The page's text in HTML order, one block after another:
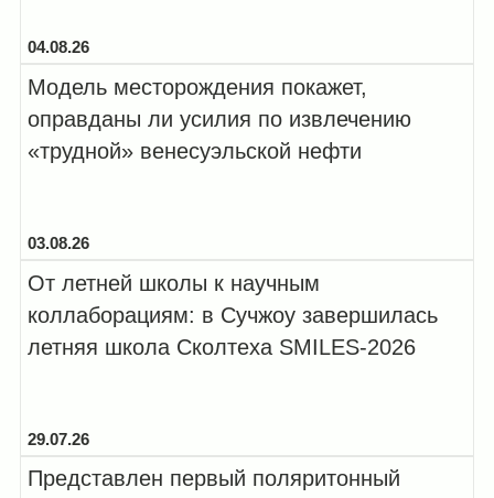
04.08.26
Модель месторождения покажет,
оправданы ли усилия по извлечению
«трудной» венесуэльской нефти
03.08.26
От летней школы к научным
коллаборациям: в Сучжоу завершилась
летняя школа Сколтеха SMILES-2026
29.07.26
Представлен первый поляритонный